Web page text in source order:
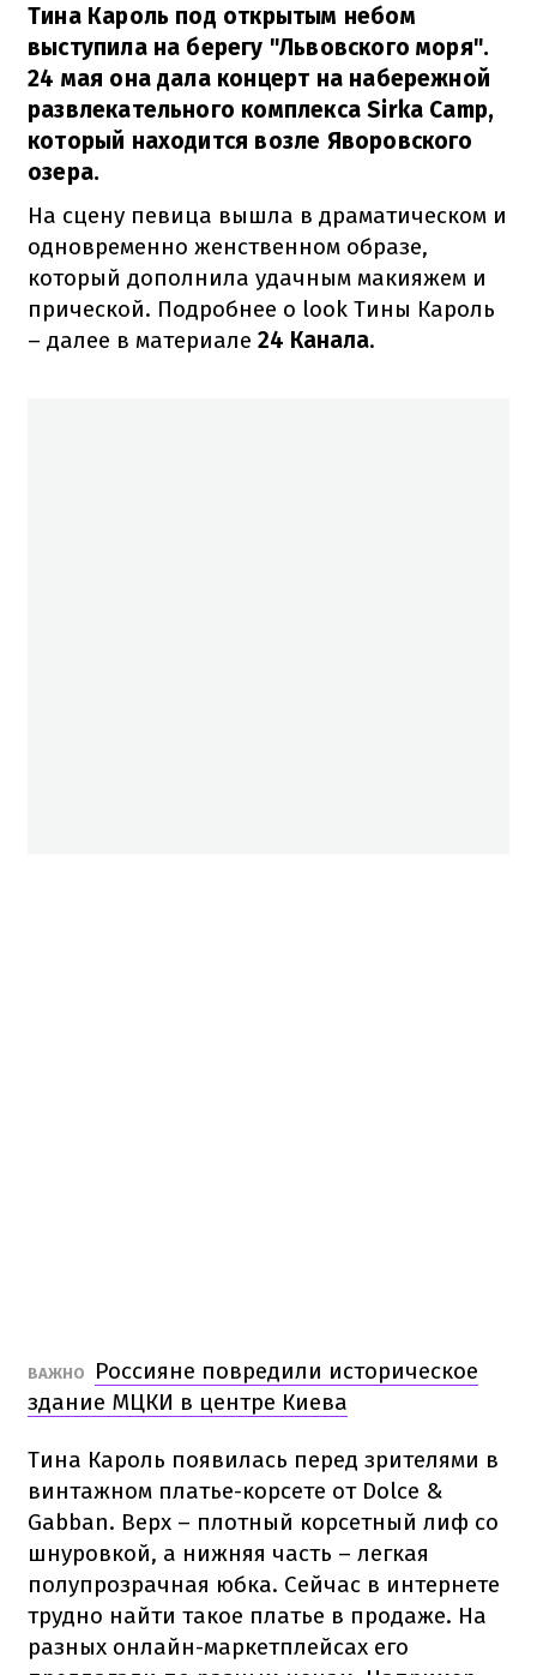
Тина Кароль под открытым небом
выступила на берегу "Львовского моря".
24 мая она дала концерт на набережной
развлекательного комплекса Sirka Camp,
который находится возле Яворовского
озера.
На сцену певица вышла в драматическом и
одновременно женственном образе,
который дополнила удачным макияжем и
прической. Подробнее о look Тины Кароль
– далее в материале 24 Канала.
ВАЖНО
Россияне повредили историческое
здание МЦКИ в центре Киева
Тина Кароль появилась перед зрителями в
винтажном платье-корсете от Dolce &
Gabban. Верх – плотный корсетный лиф со
шнуровкой, а нижняя часть – легкая
полупрозрачная юбка. Сейчас в интернете
трудно найти такое платье в продаже. На
разных онлайн-маркетплейсах его